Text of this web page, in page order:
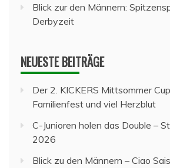
Blick zur den Männern:
Derbyzeit
NEUESTE BEITRÄGE
Der 2. KICKERS Mittsommer
Familienfest und viel Herzblut
C-Junioren holen das Double –
2026
Blick zu den Männern – Ciao